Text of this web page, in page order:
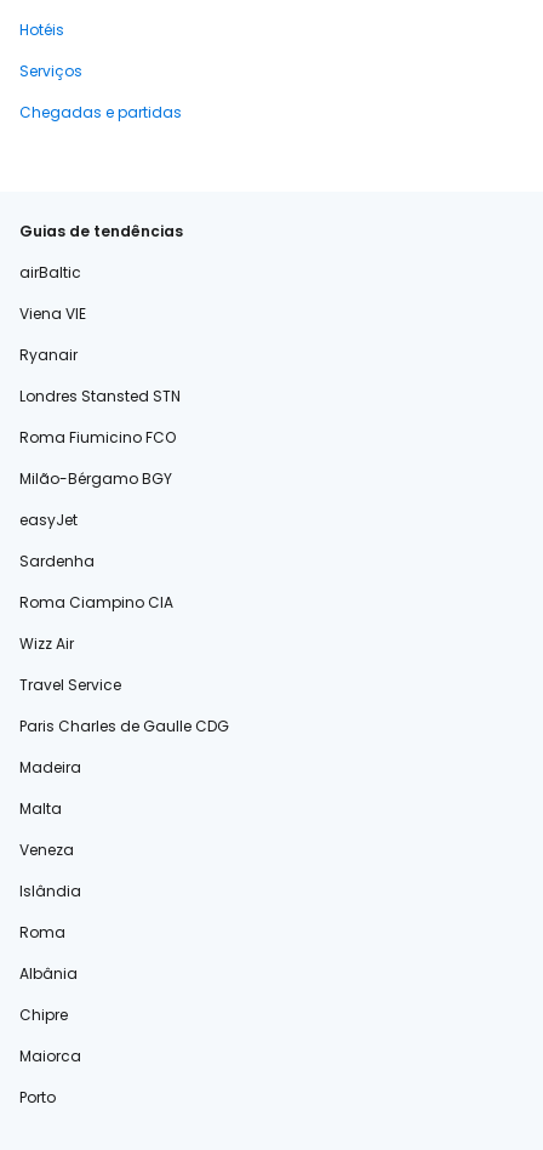
Hotéis
Serviços
Chegadas e partidas
Guias de tendências
airBaltic
Viena VIE
Ryanair
Londres Stansted STN
Roma Fiumicino FCO
Milão-Bérgamo BGY
easyJet
Sardenha
Roma Ciampino CIA
Wizz Air
Travel Service
Paris Charles de Gaulle CDG
Madeira
Malta
Veneza
Islândia
Roma
Albânia
Chipre
Maiorca
Porto